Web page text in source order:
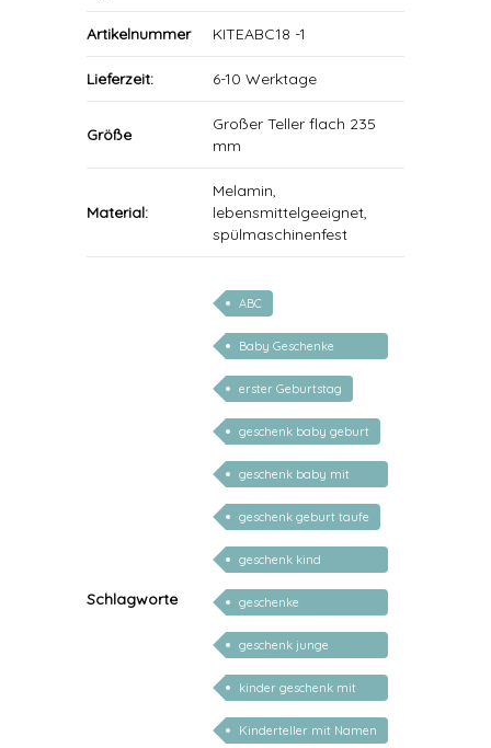
Artikelnummer KITEABC18 -1
Lieferzeit: 6-10 Werktage
Größe
Großer Teller flach 235
mm
Material:
Melamin,
lebensmittelgeeignet,
spülmaschinenfest
Schlagworte
ABC
Baby Geschenke
personalisierbar
erster Geburtstag
geschenk baby geburt
geschenk baby mit
namen
geschenk geburt taufe
geschenk kind
personalisiert
geschenke
personalisiert kinder
geschenk junge
mädchen
kinder geschenk mit
namen
Kinderteller mit Namen